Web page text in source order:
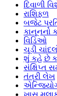
દિવાળી
રાશિફળ
બજેટ
કાનૂનનો
વિડિઓ
ચૂડી
શું કહે છે
સંક્ષિપ્ત
તંત્રી લેખ